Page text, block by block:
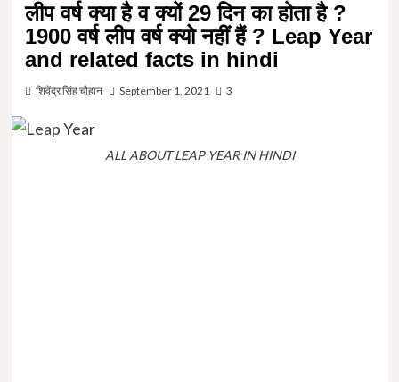
लीप वर्ष क्या है व क्यों 29 दिन का होता है ?
1900 वर्ष लीप वर्ष क्यो नहीं हैं ? Leap Year
and related facts in hindi
शिवेंद्र सिंह चौहान September 1, 2021 3
ALL ABOUT LEAP YEAR IN HINDI